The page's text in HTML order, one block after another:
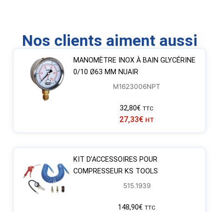
Nos clients aiment aussi
MANOMÈTRE INOX À BAIN GLYCÉRINE
0/10 Ø63 MM NUAIR
M1623006NPT
32,80€ TTC
27,33€ HT
KIT D’ACCESSOIRES POUR
COMPRESSEUR KS TOOLS
515.1939
148,90€ TTC